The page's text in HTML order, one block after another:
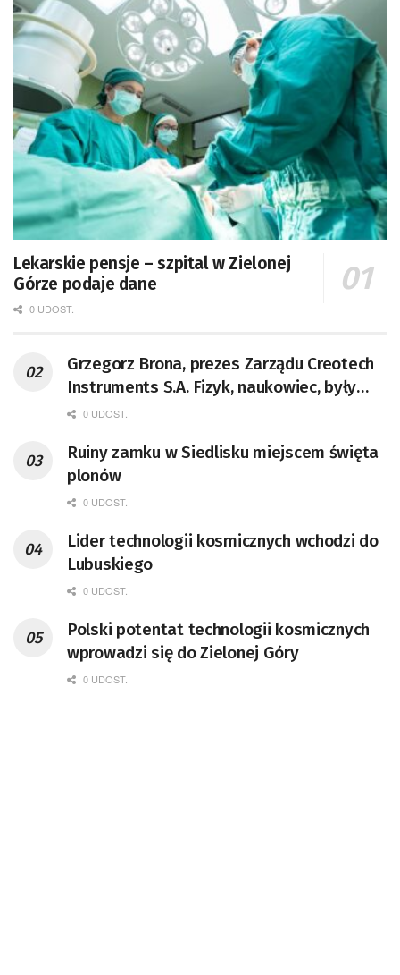
Lekarskie pensje – szpital w Zielonej
Górze podaje dane
0 UDOST.
Grzegorz Brona, prezes Zarządu Creotech
Instruments S.A. Fizyk, naukowiec, były
pracownik CERN w Genewie,
doktor habilitowany nauk fizycznych,
koordynator Rady Sektorowej ds.
Kompetencji Przemysłu Lotniczo-
Badań Kosmicznych i Satelitarnych PAN.
0 UDOST.
Ruiny zamku w Siedlisku miejscem święta
plonów
0 UDOST.
Lider technologii kosmicznych wchodzi do
Lubuskiego
0 UDOST.
Polski potentat technologii kosmicznych
wprowadzi się do Zielonej Góry
0 UDOST.